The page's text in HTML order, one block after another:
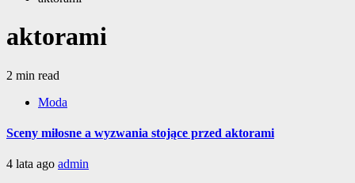
aktorami
2 min read
Moda
Sceny miłosne a wyzwania stojące przed aktorami
4 lata ago admin